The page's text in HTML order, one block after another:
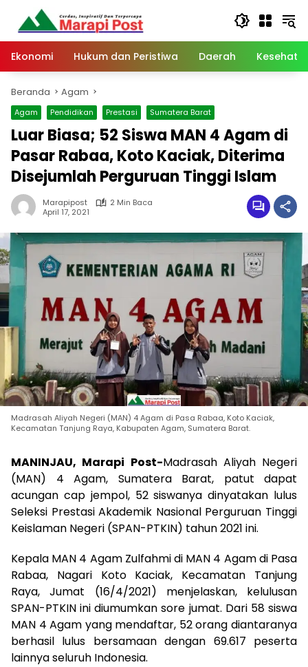
Langsung
konten
Ekonomi
Hukum dan Peristiwa Daerah
Beranda Agam
Agam Pendidikan Prestasi Sumatera Barat
Luar Biasa; 52 Siswa MAN 4 Agam di
Pasar Rabaa, Koto Kaciak, Diterima
Disejumlah Perguruan Tinggi Islam
Marapipost
2 Min Baca
April 17, 2021
Madrasah Aliyah Negeri (MAN) 4 Agam di Pasa Rabaa, Koto Kaciak,
Kecamatan Tanjung Raya, Kabupaten Agam, Sumatera Barat.
MANINJAU, Marapi Post-Madrasah Aliyah Negeri
(MAN) 4 Agam, Sumatera Barat, patut dapat
acungan cap jempol, 52 siswanya dinyatakan lulus
Seleksi Prestasi Akademik Nasional Perguruan Tinggi
Keislaman Negeri (SPAN-PTKIN) tahun 2021 ini.
Kepala MAN 4 Agam Zulfahmi di MAN 4 Agam di Pasa
Rabaa, Nagari Koto Kaciak, Kecamatan Tanjung
Raya, Jumat (16/4/2021) menjelaskan, kelulusan
SPAN-PTKIN ini diumumkan sore jumat. Dari 58 siswa
MAN 4 Agam yang mendaftar, 52 orang diantaranya
berhasil lulus bersamaan dengan 69.617 peserta
lainnya seluruh Indonesia.